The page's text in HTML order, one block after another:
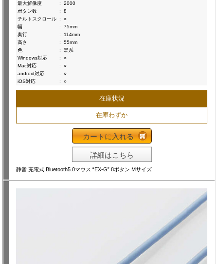
最大解像度
:
2000
ボタン数
:
8
チルトスクロール :
○
幅
:
75mm
奥行
:
114mm
高さ
:
55mm
色
:
黒系
Windows対応
:
○
Mac対応
:
○
android対応
:
○
iOS対応
: ○
在庫状況
在庫わずか
カートに入れる
詳細はこちら
静音 充電式 Bluetooth5.0マウス “EX-G” 8ボタン Mサイズ